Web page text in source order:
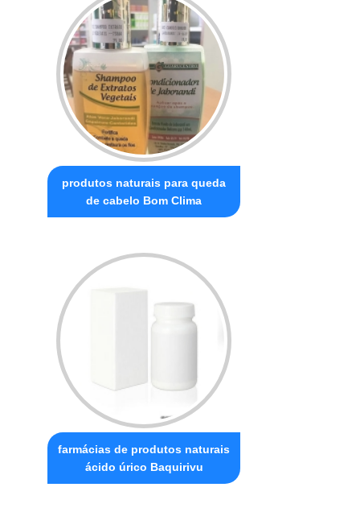
produtos naturais para queda
de cabelo Bom Clima
farmácias de produtos naturais
ácido úrico Baquirivu